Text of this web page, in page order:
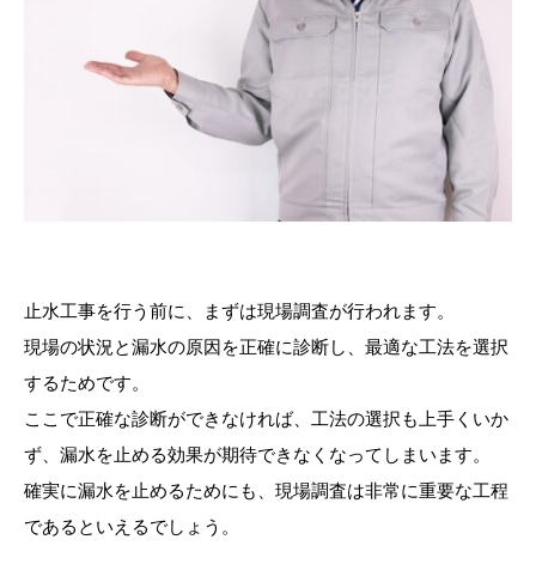
止水工事を行う前に、まずは現場調査が行われます。
現場の状況と漏水の原因を正確に診断し、最適な工法を選択
するためです。
ここで正確な診断ができなければ、工法の選択も上手くいか
ず、漏水を止める効果が期待できなくなってしまいます。
確実に漏水を止めるためにも、現場調査は非常に重要な工程
であるといえるでしょう。